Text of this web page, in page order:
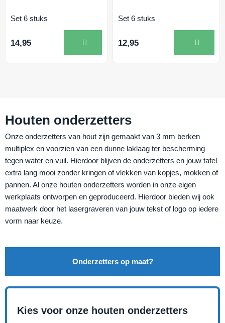
Set 6 stuks
14,95
Set 6 stuks
12,95
Houten onderzetters
Onze onderzetters van hout zijn gemaakt van 3 mm berken
multiplex en voorzien van een dunne laklaag ter bescherming
tegen water en vuil. Hierdoor blijven de onderzetters en jouw tafel
extra lang mooi zonder kringen of vlekken van kopjes, mokken of
pannen. Al onze houten onderzetters worden in onze eigen
werkplaats ontworpen en geproduceerd. Hierdoor bieden wij ook
maatwerk door het lasergraveren van jouw tekst of logo op iedere
vorm naar keuze.
Onderzetters op maat?
Kies voor onze houten onderzetters